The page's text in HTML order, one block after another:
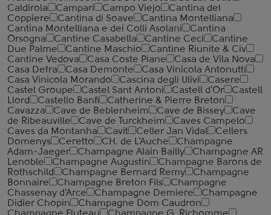
Caldirola
Campari Campo Viejo
Cantina del
Coppiere
Cantina di Soave
Cantina Montelliana
Cantina Montelliana e dei Colli Asolani
Cantina
Orsogna
Cantine Casabella Cantine Ceci
Cantine
Due Palme
Cantine Maschio
Cantine Riunite & Civ
Cantine Vedova
Casa Coste Piane
Casa de Vila Nova
Casa Defra
Casa Demonte
Casa Vinicola Antonutti
Casa Vinicola Morando
Cascina degli Ulivi
Casere
Castel Groupe
Castel Sant Antoni Castell d'Or
Castell
Llord
Castello Banfi
Catherine & Pierre Breton
Cavazza
Cave de Beblenheim Cave de Bissey
Cave
de Ribeauville
Cave de Turckheim
Caves Campelo
Caves da Montanha
Cavit Celler Jan Vidal
Cellers
Domenys
Ceretto CH. de L'Auche
Champagne
Adam-Jaeger
Champagne Alain Bailly
Champagne AR
Lenoble
Champagne Augustin
Champagne Barons de
Rothschild
Champagne Bernard Remy
Champagne
Bonnaire
Champagne Breton Fils
Champagne
Chassenay d'Arce
Champagne Demiere
Champagne
Didier Chopin
Champagne Dom Caudron